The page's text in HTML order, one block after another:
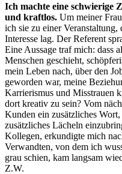
Ich machte eine schwierige
und kraftlos. Um meiner
ich sie zu einer
Interesse lag. Der Referent
Eine Aussage traf mich: dass
Menschen geschieht,
mein Leben nach, über den
geworden war, meine
Karrierismus und Misstrauen
dort kreativ zu sein? Vom
Kunden ein zusätzliches
zusätzliches Lächeln
Kollegen, erkundigte mich
Verwandten, von dem ich
grau schien, kam langsam
Z.W.